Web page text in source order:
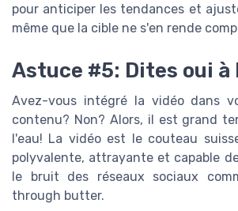
pour anticiper les tendances et
même que la cible ne s'en rende
Astuce #5: Dites oui à
Avez-vous intégré la vidéo dans
contenu? Non? Alors, il est grand
l'eau! La vidéo est le couteau
polyvalente, attrayante et capable
le bruit des réseaux sociaux
through butter.